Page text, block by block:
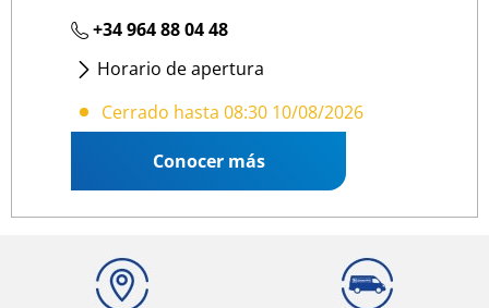
+34 964 88 04 48
Horario de apertura
Lunes- Viernes: 08:30 19:00
Cerrado hasta 08:30 10/08/2026
Conocer más